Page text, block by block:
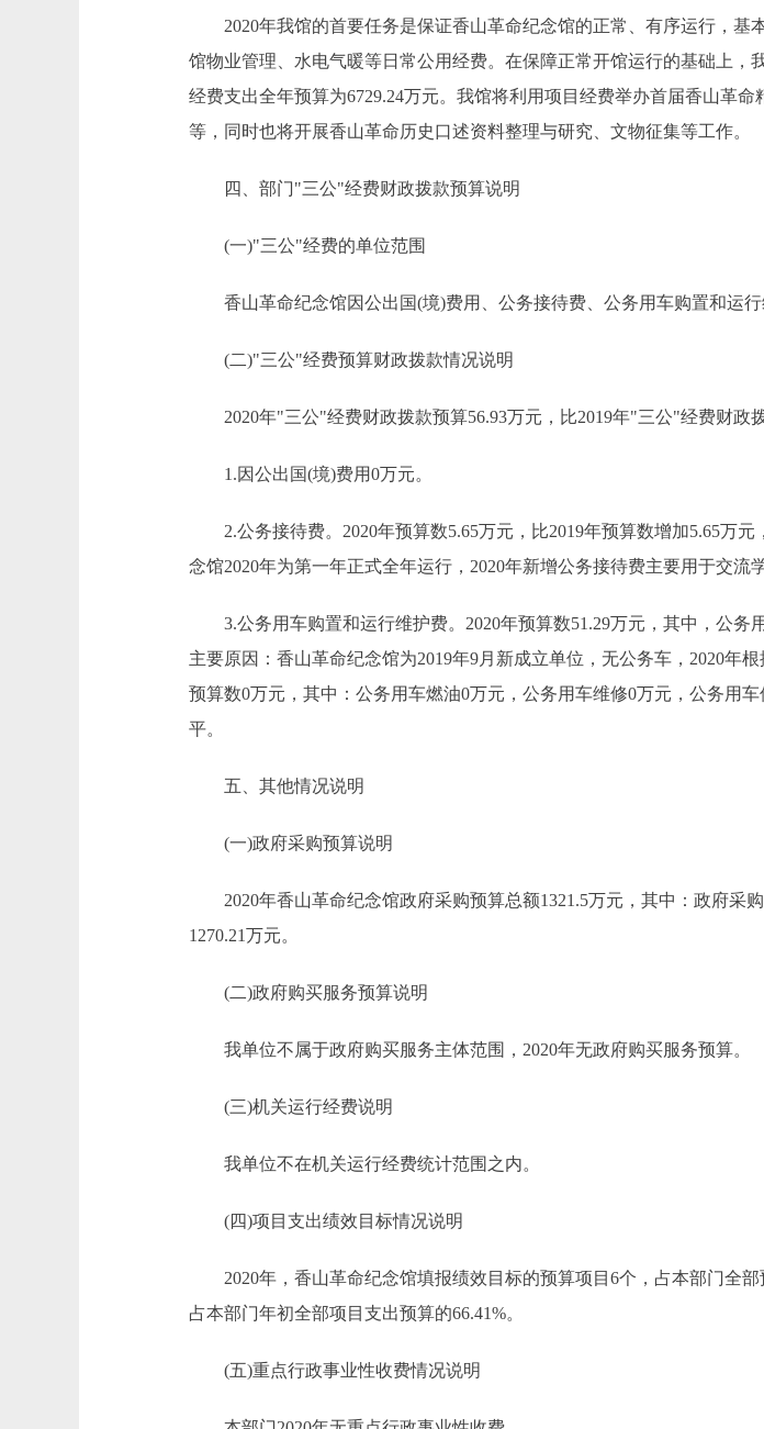
2020年我馆的首要任务是保证香山革命纪念馆的正常、有序运行，基
馆物业管理、水电气暖等日常公用经费。在保障正常开馆运行的基础上，
经费支出全年预算为6729.24万元。我馆将利用项目经费举办首届香山革
等，同时也将开展香山革命历史口述资料整理与研究、文物征集等工作。
四、部门"三公"经费财政拨款预算说明
(一)"三公"经费的单位范围
香山革命纪念馆因公出国(境)费用、公务接待费、公务用车购置和运行
(二)"三公"经费预算财政拨款情况说明
2020年"三公"经费财政拨款预算56.93万元，比2019年"三公"经费财政拨
1.因公出国(境)费用0万元。
2.公务接待费。2020年预算数5.65万元，比2019年预算数增加5.65万元
念馆2020年为第一年正式全年运行，2020年新增公务接待费主要用于交流
3.公务用车购置和运行维护费。2020年预算数51.29万元，其中，公务
主要原因：香山革命纪念馆为2019年9月新成立单位，无公务车，2020年
预算数0万元，其中：公务用车燃油0万元，公务用车维修0万元，公务用
平。
五、其他情况说明
(一)政府采购预算说明
2020年香山革命纪念馆政府采购预算总额1321.5万元，其中：政府采
1270.21万元。
(二)政府购买服务预算说明
我单位不属于政府购买服务主体范围，2020年无政府购买服务预算。
(三)机关运行经费说明
我单位不在机关运行经费统计范围之内。
(四)项目支出绩效目标情况说明
2020年，香山革命纪念馆填报绩效目标的预算项目6个，占本部门全部
占本部门年初全部项目支出预算的66.41%。
(五)重点行政事业性收费情况说明